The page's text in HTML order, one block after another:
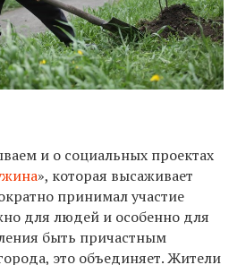
и о социальных проектах
», которая высаживает
принимал участие
для людей и особенно для
быть причастным
это объединяет. Жители